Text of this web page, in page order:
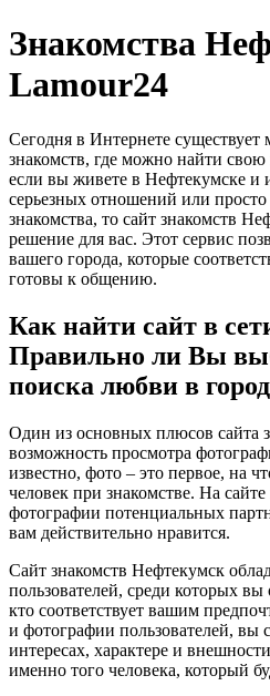
Знакомства
Lamour24
Сегодня в Интернете существует
знакомств, где можно найти
если вы живете в Нефтекумске и
серьезных отношений или просто
знакомства, то сайт знакомств
решение для вас. Этот сервис
вашего города, которые
готовы к общению.
Как найти сайт в
Правильно ли Вы
поиска любви в
Один из основных плюсов сайта
возможность просмотра
известно, фото – это первое, на
человек при знакомстве. На
фотографии потенциальных
вам действительно нравится.
Сайт знакомств Нефтекумск
пользователей, среди которых вы
кто соответствует вашим
и фотографии пользователей, вы
интересах, характере и
именно того человека, который